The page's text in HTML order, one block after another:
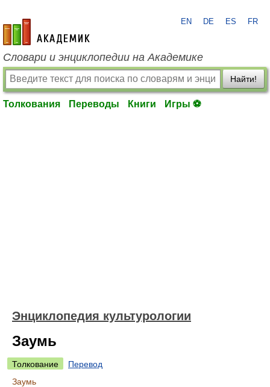
academic.ru
EN DE ES FR
Словари и энциклопедии на Академике
Найти!
Толкования Переводы Книги Игры ⚽
Энциклопедия культурологии
Заумь
Толкование
Перевод
Заумь